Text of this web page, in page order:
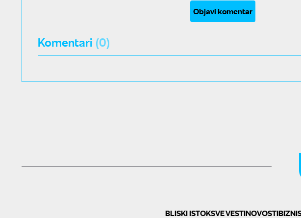
Objavi komentar
Komentari (0)
BLISKI ISTOKSVE VESTINOVOSTI